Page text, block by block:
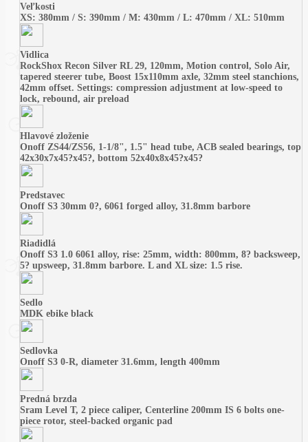
Veľkosti
XS: 380mm / S: 390mm / M: 430mm / L: 470mm / XL: 510mm
Vidlica
RockShox Recon Silver RL 29, 120mm, Motion control, Solo Air,
tapered steerer tube, Boost 15x110mm axle, 32mm steel stanchions,
42mm offset. Settings: compression adjustment at low-speed to
lock, rebound, air preload
Hlavové zloženie
Onoff ZS44/ZS56, 1-1/8", 1.5" head tube, ACB sealed bearings, top
42x30x7x45?x45?, bottom 52x40x8x45?x45?
Predstavec
Onoff S3 30mm 0?, 6061 forged alloy, 31.8mm barbore
Riadidlá
Onoff S3 1.0 6061 alloy, rise: 25mm, width: 800mm, 8? backsweep,
5? upsweep, 31.8mm barbore. L and XL size: 1.5 rise.
Sedlo
MDK ebike black
Sedlovka
Onoff S3 0-R, diameter 31.6mm, length 400mm
Predná brzda
Sram Level T, 2 piece caliper, Centerline 200mm IS 6 bolts one-
piece rotor, steel-backed organic pad